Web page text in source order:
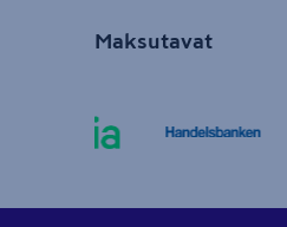
Maksutavat